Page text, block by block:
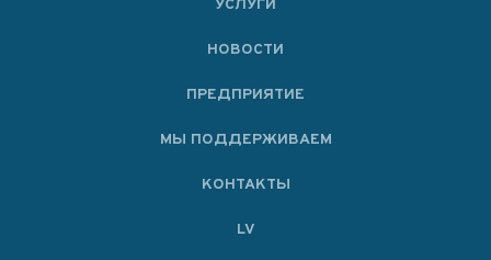
УСЛУГИ
НОВОСТИ
ПРЕДПРИЯТИЕ
МЫ ПОДДЕРЖИВАЕМ
KОНТАКТЫ
LV